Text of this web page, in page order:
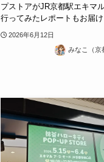
プストアがJR京都駅エキマ
行ってみたレポートもお届け
2026年6月12日
みなこ（京